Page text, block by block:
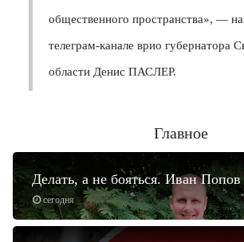
общественного пространства», —
телеграм-канале врио губернатора
области Денис ПАСЛЕР.
Главное
сегодня
Делать, а не бояться. Иван Попов